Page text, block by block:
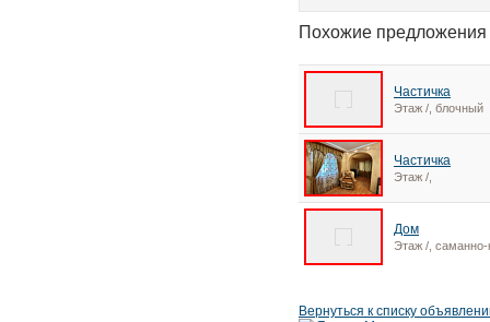
Похожие предложения
Частичка
Этаж /, блочный
Частичка
Этаж /,
Дом
Этаж /, саманно-
Вернуться к списку